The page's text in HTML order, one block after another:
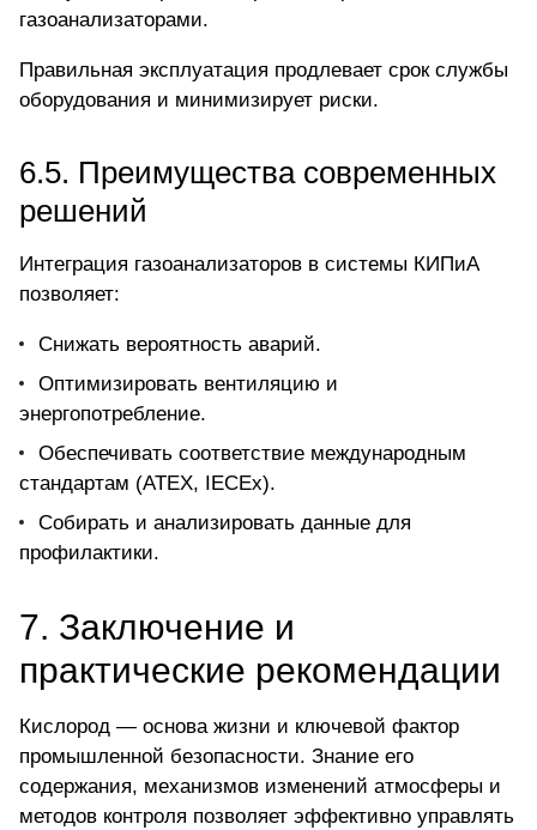
газоанализаторами.
Правильная эксплуатация продлевает срок службы
оборудования и минимизирует риски.
6.5. Преимущества современных
решений
Интеграция газоанализаторов в системы КИПиА
позволяет:
Снижать вероятность аварий.
Оптимизировать вентиляцию и
энергопотребление.
Обеспечивать соответствие международным
стандартам (ATEX, IECEx).
Собирать и анализировать данные для
профилактики.
7. Заключение и
практические рекомендации
Кислород — основа жизни и ключевой фактор
промышленной безопасности. Знание его
содержания, механизмов изменений атмосферы и
методов контроля позволяет эффективно управлять